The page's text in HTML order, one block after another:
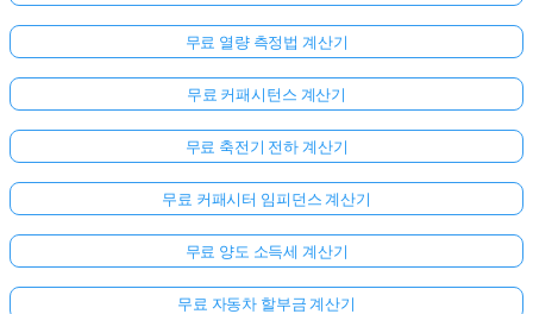
무료 열량 측정법 계산기
무료 커패시턴스 계산기
무료 축전기 전하 계산기
무료 커패시터 임피던스 계산기
무료 양도 소득세 계산기
무료 자동차 할부금 계산기